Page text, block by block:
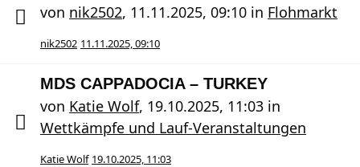
von nik2502, 11.11.2025, 09:10 in Flohmarkt
nik2502 11.11.2025, 09:10
MDS CAPPADOCIA – TURKEY
von Katie Wolf, 19.10.2025, 11:03 in
Wettkämpfe und Lauf-Veranstaltungen
Katie Wolf 19.10.2025, 11:03